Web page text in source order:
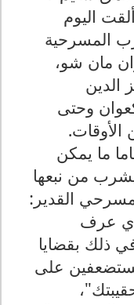
اليوم
المسرحية
مان شو،
الدين
وحتى
.
ما يمكن
من نبعها
القدير:
عرف
ذلك بقضايا
على